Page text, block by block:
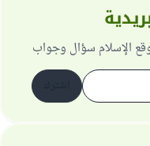
الإسلام سؤال وجواب